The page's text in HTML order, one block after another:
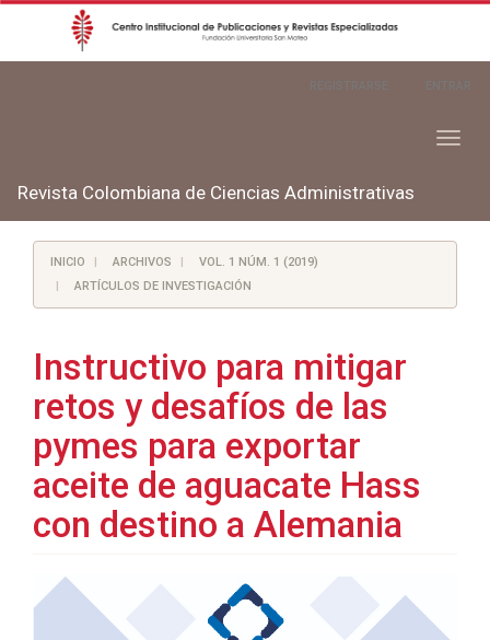
Toggle
Revista Colombiana de Ciencias Administrativas
INICIO ARCHIVOS
VOL. 1 NÚM. 1 (2019)
ARTÍCULOS DE INVESTIGACIÓN
Instructivo para mitigar
retos y desafíos de las
pymes para exportar
aceite de aguacate Hass
con destino a Alemania
Barra
lateral